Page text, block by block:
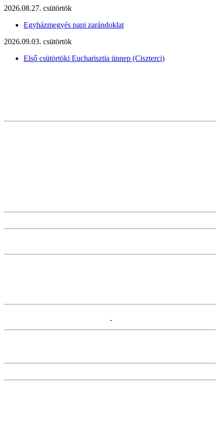
2026.08.27. csütörtök
Egyházmegyés papi zarándoklat
2026.09.03. csütörtök
Első csütörtöki Eucharisztia ünnep (Ciszterci)